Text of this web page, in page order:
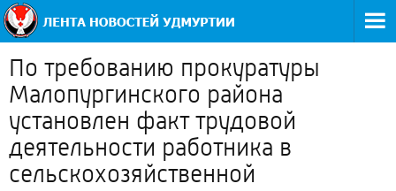
По требованию прокуратуры
Малопургинского района
установлен факт трудовой
деятельности работника в
сельскохозяйственной